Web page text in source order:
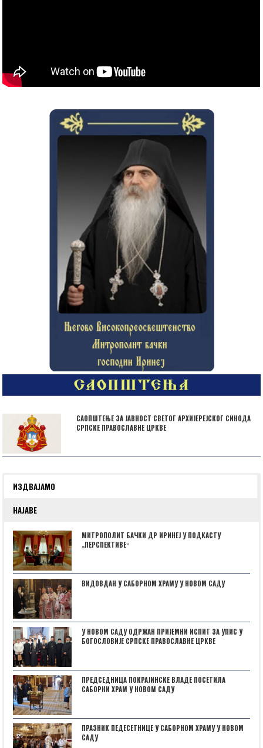
САОПШТЕЊЕ ЗА ЈАВНОСТ СВЕТОГ АРХИЈЕРЕЈСКОГ СИНОДА
СРПСКЕ ПРАВОСЛАВНЕ ЦРКВЕ
ИЗДВАЈАМО
НАЈАВЕ
МИТРОПОЛИТ БАЧКИ ДР ИРИНЕЈ У ПОДКАСТУ
„ПЕРСПЕКТИВЕˮ
ВИДОВДАН У САБОРНОМ ХРАМУ У НОВОМ САДУ
У НОВОМ САДУ ОДРЖАН ПРИЈЕМНИ ИСПИТ ЗА УПИС У
БОГОСЛОВИЈЕ СРПСКЕ ПРАВОСЛАВНЕ ЦРКВЕ
ПРЕДСЕДНИЦА ПОКРАЈИНСКЕ ВЛАДЕ ПОСЕТИЛА
САБОРНИ ХРАМ У НОВОМ САДУ
ПРАЗНИК ПЕДЕСЕТНИЦЕ У САБОРНОМ ХРАМУ У НОВОМ
САДУ